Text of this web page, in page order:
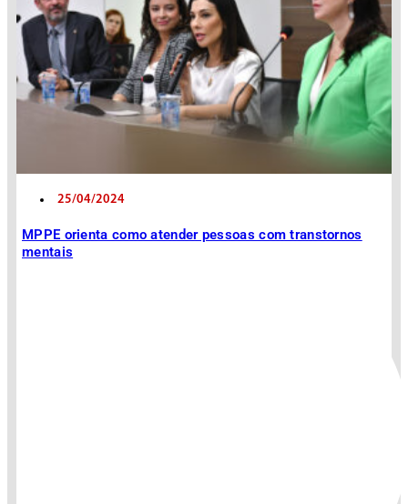
25/04/2024
MPPE orienta como atender pessoas com transtornos
mentais